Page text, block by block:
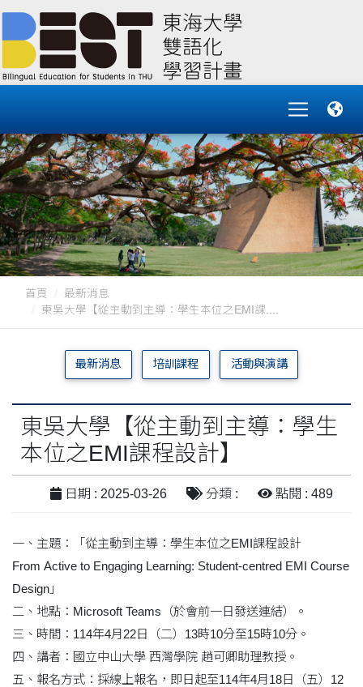
首頁
最新消息
東吳大學【從主動到主導：學生本位之EMI課....
最新消息 培訓課程 活動與演講
東吳大學【從主動到主導：學生
本位之EMI課程設計】
日期 : 2025-03-26 分類 : 點閱 : 489
一、主題：「從主動到主導：學生本位之EMI課程設計
From Active to Engaging Learning: Student-centred EMI Course
Design」
二、地點：Microsoft Teams（於會前一日發送連結）。
三、時間：114年4月22日（二）13時10分至15時10分。
四、講者：國立中山大學 西灣學院 趙可卿助理教授。
五、報名方式：採線上報名，即日起至114年4月18日（五）12